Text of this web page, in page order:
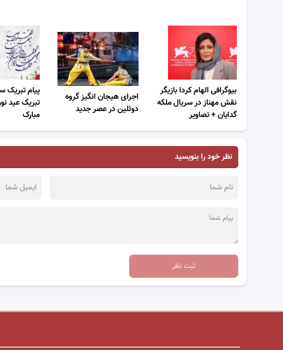
پیام تبریک
مبارک
اجرای هیجان انگیز گروه
دوئلین در عصر جدید
بیوگرافی الهام کردا بازیگر
نقش مهناز در سریال ملکه
گدایان + تصاویر
نظر خود را بنویسید
ثبت نظر